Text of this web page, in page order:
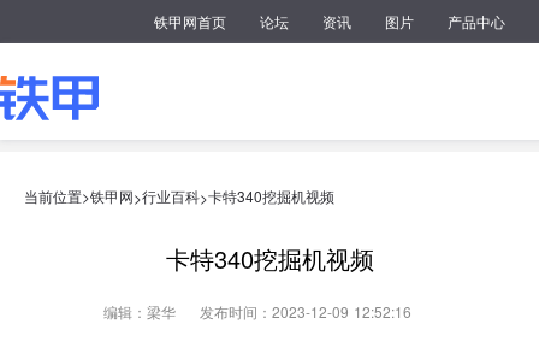
铁甲网首页 论坛 资讯 图片 产品中心
当前位置>铁甲网>行业百科>卡特340挖掘机视频
卡特340挖掘机视频
编辑：梁华 发布时间：2023-12-09 12:52:16